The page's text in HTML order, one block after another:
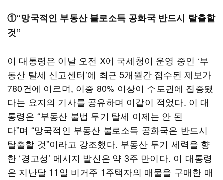
①“망국적인 부동산 불로소득 공화국 반드시 탈출할
것”
이 대통령은 이날 오전 X에 국세청이 운영 중인 ‘부
동산 탈세 신고센터’에 최근 5개월간 접수된 제보가
780건에 이르며, 이중 80% 이상이 수도권에 집중됐
다는 요지의 기사를 공유하며 이같이 적었다. 이 대
통령은 “부동산 불법 투기 탈세 이제는 안 된
다”며 “망국적인 부동산 불로소득 공화국은 반드시
탈출할 것”이라고 강조했다. 부동산 투기 세력을 향
한 ‘경고성’ 메시지 발신은 약 3주 만이다. 이 대통령
은 지난달 11일 비거주 1주택자의 매물을 구매한 매